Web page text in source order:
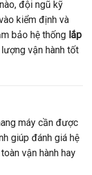
đội ngũ kỹ
kiểm định và
bảo hệ thống lắp
vận hành tốt
máy cần được
giúp đánh giá hệ
vận hành hay